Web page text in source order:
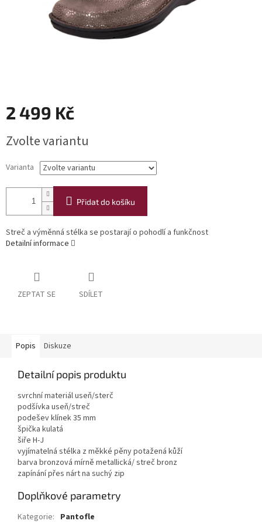
2 499 Kč
cena:
Zvolte variantu
Varianta
Přidat do košíku
Streč a výměnná stélka se postarají o pohodlí a funkčnost
Detailní informace
ZEPTAT SE SDÍLET
Popis Diskuze
Detailní popis produktu
svrchní materiál useň/sterč
podšívka useň/streč
podešev klínek 35 mm
špička kulatá
šiře H-J
vyjímatelná stélka z měkké pěny potažená kůží
barva bronzová mírně metallická/ streč bronz
zapínání přes nárt na suchý zip
Doplňkové parametry
Kategorie: Pantofle